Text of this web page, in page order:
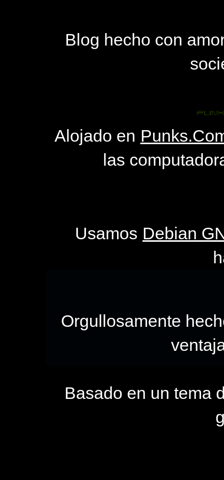
Blog hecho con
Alojado en
las
Usamos Debian
Orgullosamente
Basado en un tema